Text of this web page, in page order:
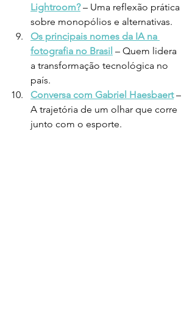
Lightroom? – Uma reflexão prática
sobre monopólios e alternativas.
Os principais nomes da IA na
fotografia no Brasil – Quem lidera
a transformação tecnológica no
país.
Conversa com Gabriel Haesbaert –
A trajetória de um olhar que corre
junto com o esporte.